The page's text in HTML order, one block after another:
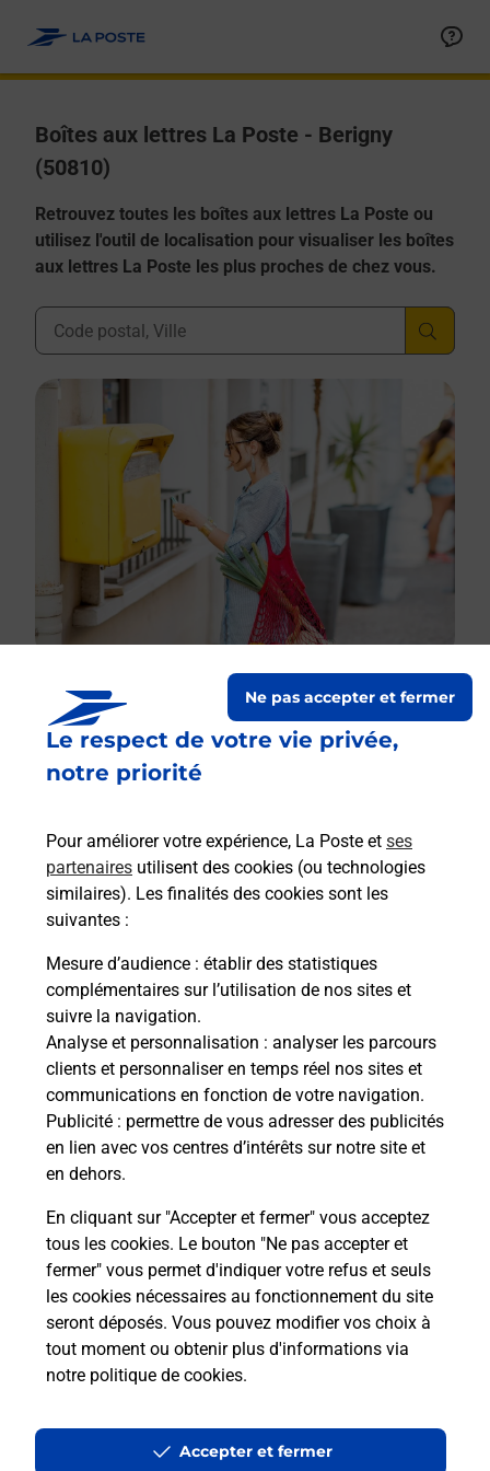
Le respect de votre vie privée,
notre priorité
Pour améliorer votre expérience, La Poste et ses
partenaires utilisent des cookies (ou technologies
similaires). Les finalités des cookies sont les
suivantes :
Mesure d’audience : établir des statistiques
complémentaires sur l’utilisation de nos sites et
suivre la navigation.
Analyse et personnalisation : analyser les parcours
clients et personnaliser en temps réel nos sites et
communications en fonction de votre navigation.
Publicité : permettre de vous adresser des publicités
en lien avec vos centres d’intérêts sur notre site et
en dehors.
En cliquant sur "Accepter et fermer" vous acceptez
tous les cookies. Le bouton "Ne pas accepter et
fermer" vous permet d'indiquer votre refus et seuls
les cookies nécessaires au fonctionnement du site
seront déposés. Vous pouvez modifier vos choix à
tout moment ou obtenir plus d'informations via
notre politique de cookies.
Ne pas accepter et fermer
Accepter et fermer
Boîtes aux lettres La Poste - Berigny
(50810)
Retrouvez toutes les boîtes aux lettres La Poste ou
utilisez l'outil de localisation pour visualiser les boîtes
aux lettres La Poste les plus proches de chez vous.
Ville, Département, Code Postal
Boîte aux lettres La Poste
2 La Demi Lune
50810 Berigny
Le lien s'ouvre dans un nouvel onglet
Boîte aux lettres La Poste
Collecte du courrier aujourd'hui à 09h00
1 Le Bourg
50810 Berigny
Le lien s'ouvre dans un nouvel onglet
Localiser Liste Boîtes aux lettres Manche Berigny
Accessibilité : partiellement conforme